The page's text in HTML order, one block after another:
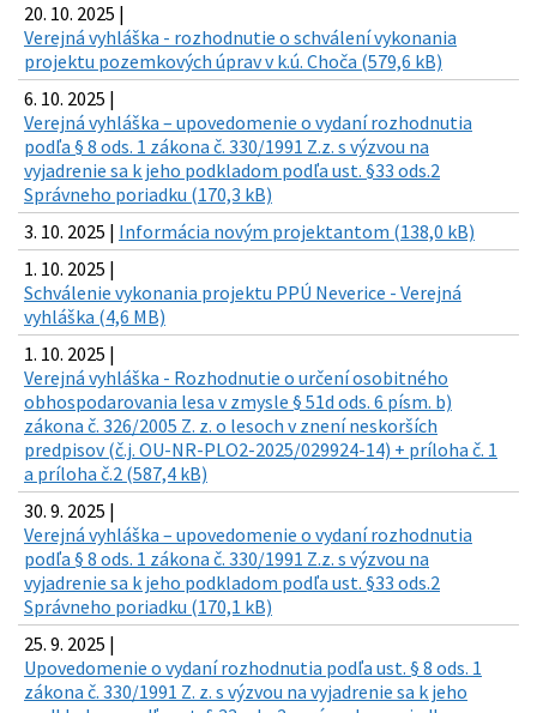
20. 10. 2025 |
Verejná vyhláška - rozhodnutie o schválení vykonania
projektu pozemkových úprav v k.ú. Choča (579,6 kB)
6. 10. 2025 |
Verejná vyhláška – upovedomenie o vydaní rozhodnutia
podľa § 8 ods. 1 zákona č. 330/1991 Z.z. s výzvou na
vyjadrenie sa k jeho podkladom podľa ust. §33 ods.2
Správneho poriadku (170,3 kB)
3. 10. 2025 | Informácia novým projektantom (138,0 kB)
1. 10. 2025 |
Schválenie vykonania projektu PPÚ Neverice - Verejná
vyhláška (4,6 MB)
1. 10. 2025 |
Verejná vyhláška - Rozhodnutie o určení osobitného
obhospodarovania lesa v zmysle § 51d ods. 6 písm. b)
zákona č. 326/2005 Z. z. o lesoch v znení neskorších
predpisov (č.j. OU-NR-PLO2-2025/029924-14) + príloha č. 1
a príloha č.2 (587,4 kB)
30. 9. 2025 |
Verejná vyhláška – upovedomenie o vydaní rozhodnutia
podľa § 8 ods. 1 zákona č. 330/1991 Z.z. s výzvou na
vyjadrenie sa k jeho podkladom podľa ust. §33 ods.2
Správneho poriadku (170,1 kB)
25. 9. 2025 |
Upovedomenie o vydaní rozhodnutia podľa ust. § 8 ods. 1
zákona č. 330/1991 Z. z. s výzvou na vyjadrenie sa k jeho